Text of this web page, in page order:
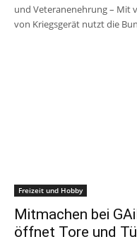
und Veteranenehrung – Mit
von Kriegsgerät nutzt die
Freizeit und Hobby
Mitmachen bei
öffnet Tore und